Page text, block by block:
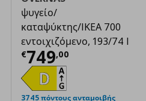
€ 1299,00
ψυγείο/
καταψύκτης/IKEA 700
εντοιχιζόμενο, 193/74 l
€749,00
Τρέχουσα
3745 πόντους ανταμοιβής